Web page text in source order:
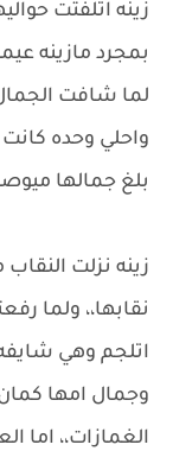
زينه اتلفتت
بمجرد مازينه
لما شافت
واحلي وحده
بلغ جمالها
زينه نزلت
نقابها،، ولما
اتلجم وهي
وجمال امها
الغمازات،، اما